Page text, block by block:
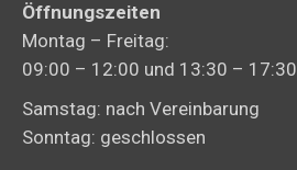
Öffnungszeiten
Montag – Freitag:
09:00 – 12:00 und 13:30 – 17:30
Samstag: nach Vereinbarung
Sonntag: geschlossen